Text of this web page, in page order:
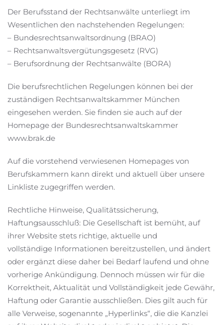
Der Berufsstand der Rechtsanwälte unterliegt im
Wesentlichen den nachstehenden Regelungen:
– Bundesrechtsanwaltsordnung (BRAO)
– Rechtsanwaltsvergütungsgesetz (RVG)
– Berufsordnung der Rechtsanwälte (BORA)
Die berufsrechtlichen Regelungen können bei der
zuständigen Rechtsanwaltskammer München
eingesehen werden. Sie finden sie auch auf der
Homepage der Bundesrechtsanwaltskammer
www.brak.de
Auf die vorstehend verwiesenen Homepages von
Berufskammern kann direkt und aktuell über unsere
Linkliste zugegriffen werden.
Rechtliche Hinweise, Qualitätssicherung,
Haftungsausschluß: Die Gesellschaft ist bemüht, auf
ihrer Website stets richtige, aktuelle und
vollständige Informationen bereitzustellen, und ändert
oder ergänzt diese daher bei Bedarf laufend und ohne
vorherige Ankündigung. Dennoch müssen wir für die
Korrektheit, Aktualität und Vollständigkeit jede Gewähr,
Haftung oder Garantie ausschließen. Dies gilt auch für
alle Verweise, sogenannte „Hyperlinks“, die die Kanzlei